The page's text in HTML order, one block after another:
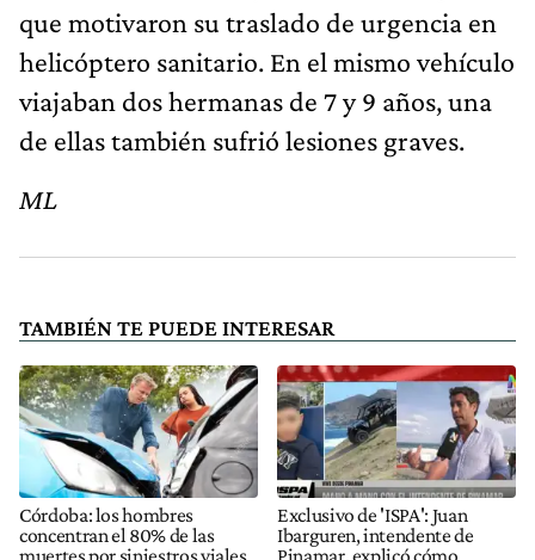
que motivaron su traslado de urgencia en
helicóptero sanitario. En el mismo vehículo
viajaban dos hermanas de 7 y 9 años, una
de ellas también sufrió lesiones graves.
ML
TAMBIÉN TE PUEDE INTERESAR
Córdoba: los hombres
concentran el 80% de las
muertes por siniestros viales
Exclusivo de 'ISPA': Juan
Ibarguren, intendente de
Pinamar, explicó cómo